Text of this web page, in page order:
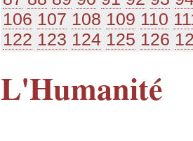
106 107 108 109 110
122 123 124 125 126
L'Humanité